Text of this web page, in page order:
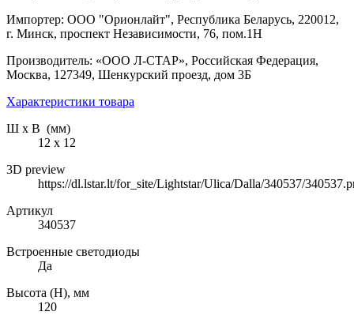
Импортер: ООО "Орионлайт", Республика Беларусь, 220012,
г. Минск, проспект Независимости, 76, пом.1Н
Производитель: «ООО Л-СТАР», Российская Федерация,
Москва, 127349, Шенкурский проезд, дом 3Б
Характеристики товара
Ш х В (мм)
12 х 12
3D preview
https://dl.lstar.lt/for_site/Lightstar/Ulica/Dalla/340537/
Артикул
340537
Встроенные светодиоды
Да
Высота (H), мм
120